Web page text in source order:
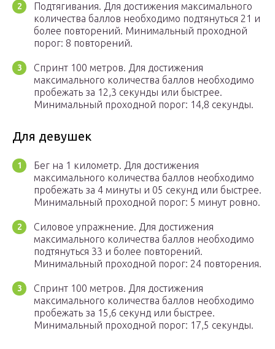
Подтягивания. Для достижения максимального
количества баллов необходимо подтянуться 21 и
более повторений. Минимальный проходной
порог: 8 повторений.
Спринт 100 метров. Для достижения
максимального количества баллов необходимо
пробежать за 12,3 секунды или быстрее.
Минимальный проходной порог: 14,8 секунды.
Для девушек
Бег на 1 километр. Для достижения
максимального количества баллов необходимо
пробежать за 4 минуты и 05 секунд или быстрее.
Минимальный проходной порог: 5 минут ровно.
Силовое упражнение. Для достижения
максимального количества баллов необходимо
подтянуться 33 и более повторений.
Минимальный проходной порог: 24 повторения.
Спринт 100 метров. Для достижения
максимального количества баллов необходимо
пробежать за 15,6 секунд или быстрее.
Минимальный проходной порог: 17,5 секунды.